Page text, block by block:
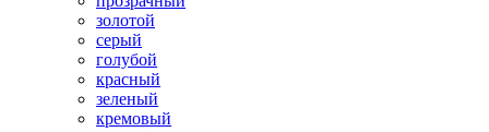
золотой
серый
голубой
красный
зеленый
кремовый